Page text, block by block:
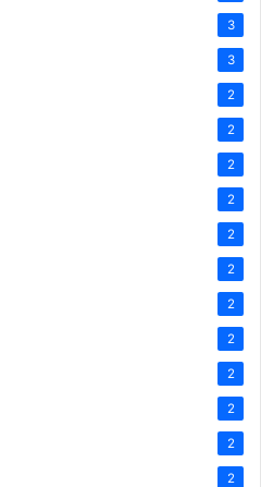
3
3
2
2
2
2
2
2
2
2
2
2
2
2